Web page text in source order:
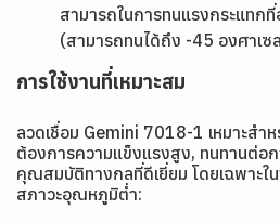
สามารถในการทนแรงกระแทก
(สามารถทนได้ถึง -45 องศาเซ
การใช้งานที่เหมาะสม
ลวดเชื่อม Gemini 7018-1 เหมาะสำ
ต้องการความแข็งแรงสูง, ทนทานต่อ
คุณสมบัติทางกลที่ดีเยี่ยม โดยเฉพาะใ
สภาวะอุณหภูมิต่ำ: